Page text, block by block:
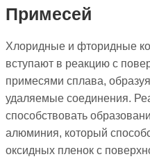
Примесей
Хлоридные и фторидные
вступают в реакцию с
примесями сплава,
удаляемые соединения.
способствовать
алюминия, который
оксидных пленок с